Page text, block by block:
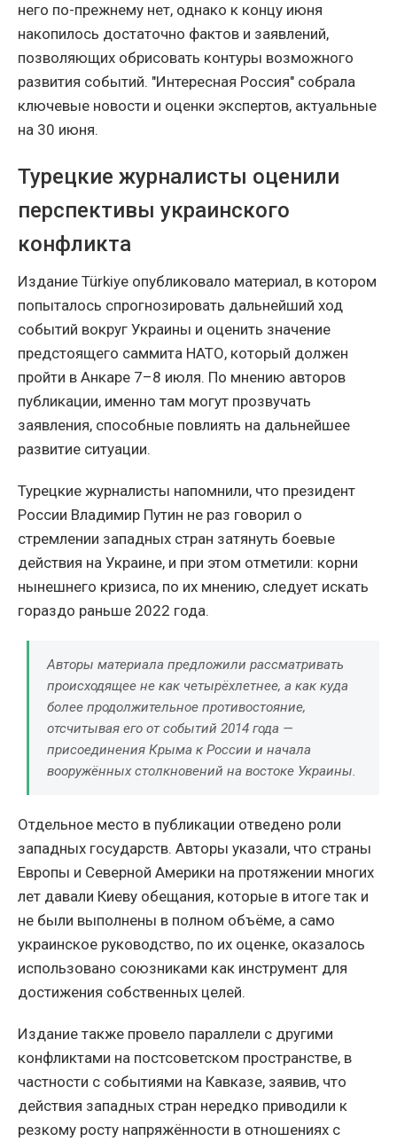
него по-прежнему нет, однако к концу июня
накопилось достаточно фактов и заявлений,
позволяющих обрисовать контуры возможного
развития событий. "Интересная Россия" собрала
ключевые новости и оценки экспертов, актуальные
на 30 июня.
Турецкие журналисты оценили
перспективы украинского
конфликта
Издание Türkiye опубликовало материал, в котором
попыталось спрогнозировать дальнейший ход
событий вокруг Украины и оценить значение
предстоящего саммита НАТО, который должен
пройти в Анкаре 7–8 июля. По мнению авторов
публикации, именно там могут прозвучать
заявления, способные повлиять на дальнейшее
развитие ситуации.
Турецкие журналисты напомнили, что президент
России Владимир Путин не раз говорил о
стремлении западных стран затянуть боевые
действия на Украине, и при этом отметили: корни
нынешнего кризиса, по их мнению, следует искать
гораздо раньше 2022 года.
Авторы материала предложили рассматривать
происходящее не как четырёхлетнее, а как куда
более продолжительное противостояние,
отсчитывая его от событий 2014 года —
присоединения Крыма к России и начала
вооружённых столкновений на востоке Украины.
Отдельное место в публикации отведено роли
западных государств. Авторы указали, что страны
Европы и Северной Америки на протяжении многих
лет давали Киеву обещания, которые в итоге так и
не были выполнены в полном объёме, а само
украинское руководство, по их оценке, оказалось
использовано союзниками как инструмент для
достижения собственных целей.
Издание также провело параллели с другими
конфликтами на постсоветском пространстве, в
частности с событиями на Кавказе, заявив, что
действия западных стран нередко приводили к
резкому росту напряжённости в отношениях с